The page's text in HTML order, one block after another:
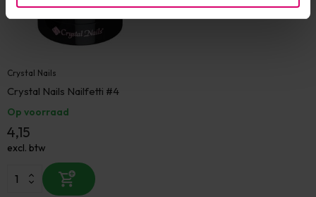
Crystal Nails
Crystal Nails Nailfetti #4
Op voorraad
4,15
excl. btw